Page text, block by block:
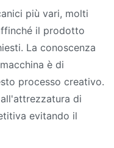
più vari, molti
il prodotto
La conoscenza
è di
processo creativo.
di
evitando il